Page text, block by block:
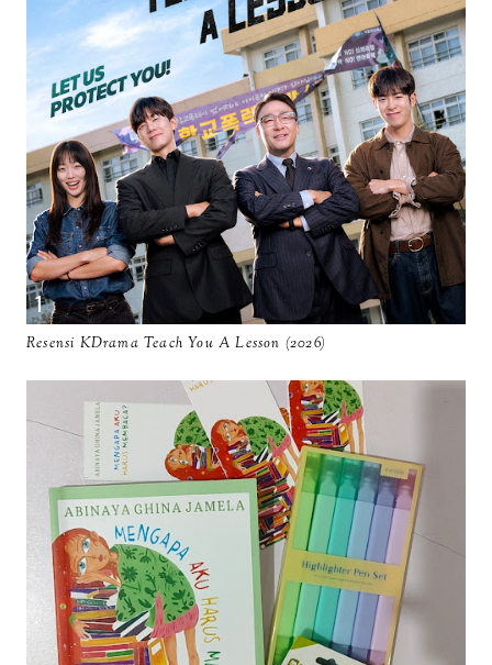
Resensi KDrama Teach You A Lesson (2026)